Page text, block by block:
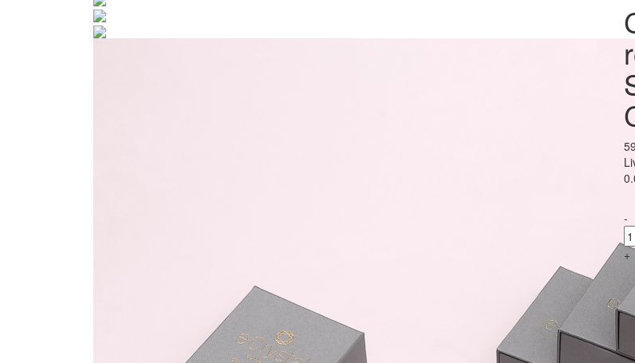
Cercei Argint
rodiu cu
Xirius
-
+